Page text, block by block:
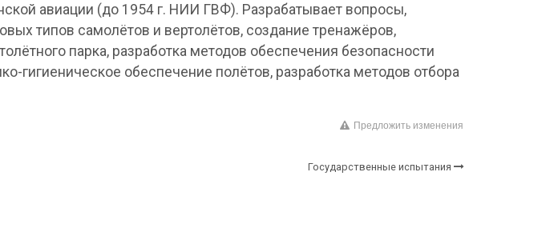
авиации (до 1954 г. НИИ ГВФ). Разрабатывает вопросы,
типов самолётов и вертолётов, создание тренажёров,
парка, разработка методов обеспечения безопасности
обеспечение полётов, разработка методов отбора
Предложить изменения
Государственные испытания